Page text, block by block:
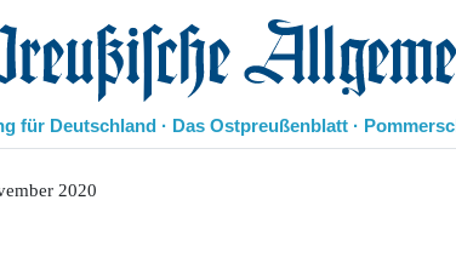
Allgemeine Zeitung
für Deutschland · Das Ostpreußenblatt ·
2020